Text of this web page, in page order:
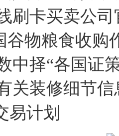
刷卡买卖公司
谷物粮食收购
中择“各国证
关装修细节
易计划